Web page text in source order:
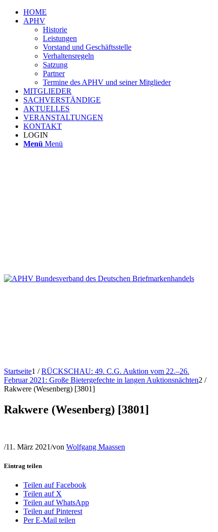
HOME
APHV
Historie
Leistungen
Vorstand und Geschäftsstelle
Verhaltensregeln
Satzung
Partner
Termine des APHV und seiner Mitglieder
MITGLIEDER
SACHVERSTÄNDIGE
AKTUELLES
VERANSTALTUNGEN
KONTAKT
LOGIN
Menü Menü
Startseite1 / RÜCKSCHAU: 49. C.G. Auktion vom 22.–26.
Februar 2021: Große Bietergefechte in langen Auktionsnächten2 /
Rakwere (Wesenberg) [3801]
Rakwere (Wesenberg) [3801]
/11. März 2021/von Wolfgang Maassen
Eintrag teilen
Teilen auf Facebook
Teilen auf X
Teilen auf WhatsApp
Teilen auf Pinterest
Per E-Mail teilen